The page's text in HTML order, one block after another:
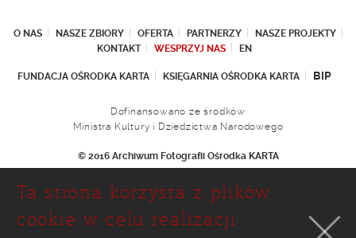
O NAS NASZE ZBIORY OFERTA PARTNERZY
NASZE PROJEKTY
KONTAKT
WESPRZYJ NAS EN
FUNDACJA OŚRODKA KARTA KSIĘGARNIA OŚRODKA KARTA BIP
Dofinansowano ze środków
Ministra Kultury i Dziedzictwa Narodowego
© 2016 Archiwum Fotografii Ośrodka KARTA
Ul. Narbutta 29
02-536 Warszawa
tel.: (+48 22) 646 36 90
Ta strona korzysta z plików
cookie w celu realizacji